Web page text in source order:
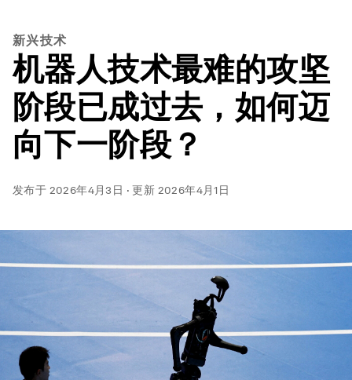
新兴技术
机器人技术最难的攻坚
阶段已成过去，如何迈
向下一阶段？
发布于 2026年4月3日 ·更新 2026年4月1日